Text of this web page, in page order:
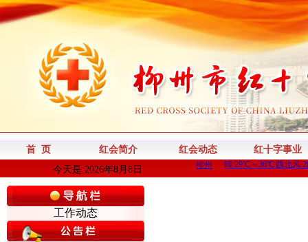
首 页 红会简介 红会动态
红十字事业
今天是:2026年8月8日
工作动态